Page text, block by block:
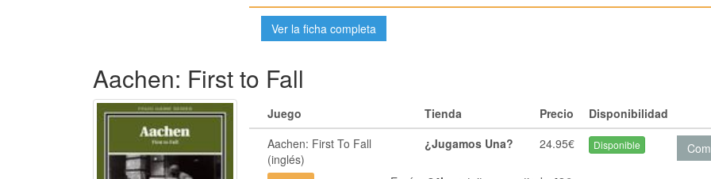
Ver la ficha completa
Aachen: First to Fall
Juego Tienda Precio
Disponibilidad
Aachen: First To Fall
(inglés)
¿Jugamos Una? 24.95€ Disponible